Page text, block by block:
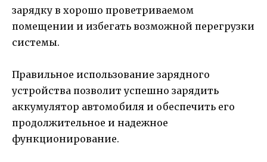
зарядку в хорошо проветриваемом
помещении и избегать возможной перегрузки
системы.
Правильное использование зарядного
устройства позволит успешно зарядить
аккумулятор автомобиля и обеспечить его
продолжительное и надежное
функционирование.